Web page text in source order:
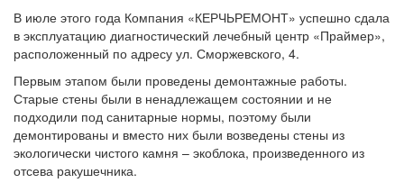
В июле этого года Компания «КЕРЧЬРЕМОНТ» успешно сдала
в эксплуатацию диагностический лечебный центр «Праймер»,
расположенный по адресу ул. Сморжевского, 4.
Первым этапом были проведены демонтажные работы.
Старые стены были в ненадлежащем состоянии и не
подходили под санитарные нормы, поэтому были
демонтированы и вместо них были возведены стены из
экологически чистого камня – экоблока, произведенного из
отсева ракушечника.